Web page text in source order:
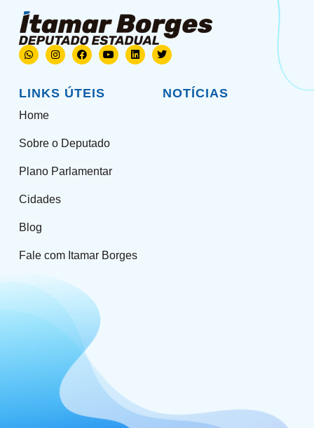
LINKS ÚTEIS
Home
Sobre o Deputado
Plano Parlamentar
Cidades
Blog
Fale com Itamar Borges
NOTÍCIAS